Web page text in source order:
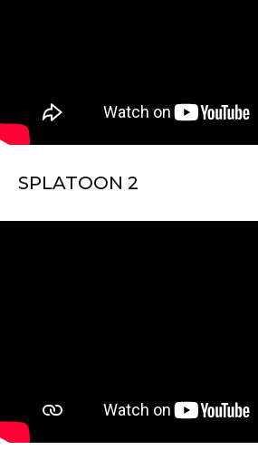
SPLATOON 2